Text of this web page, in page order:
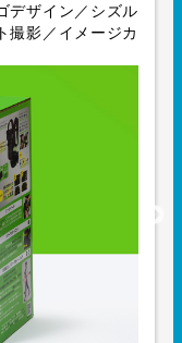
デザイン／シズル
撮影／イメージカ